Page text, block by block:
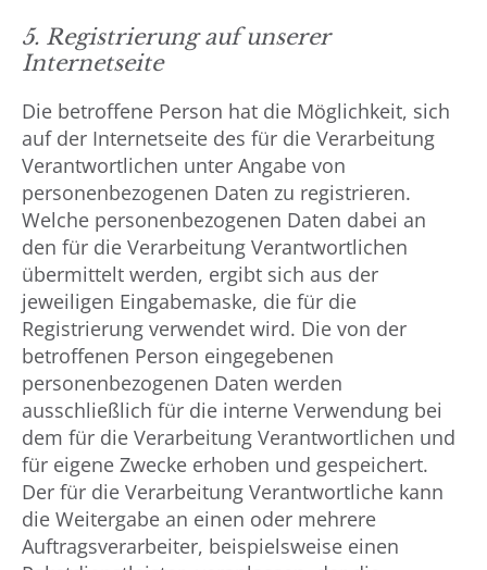
5. Registrierung auf unserer
Internetseite
Die betroffene Person hat die Möglichkeit, sich
auf der Internetseite des für die Verarbeitung
Verantwortlichen unter Angabe von
personenbezogenen Daten zu registrieren.
Welche personenbezogenen Daten dabei an
den für die Verarbeitung Verantwortlichen
übermittelt werden, ergibt sich aus der
jeweiligen Eingabemaske, die für die
Registrierung verwendet wird. Die von der
betroffenen Person eingegebenen
personenbezogenen Daten werden
ausschließlich für die interne Verwendung bei
dem für die Verarbeitung Verantwortlichen und
für eigene Zwecke erhoben und gespeichert.
Der für die Verarbeitung Verantwortliche kann
die Weitergabe an einen oder mehrere
Auftragsverarbeiter, beispielsweise einen